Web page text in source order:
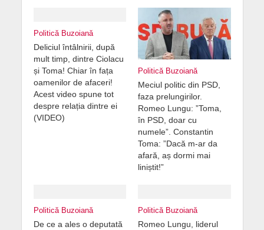
Politică Buzoiană
Deliciul întâlnirii, după
mult timp, dintre Ciolacu
și Toma! Chiar în fața
oamenilor de afaceri!
Acest video spune tot
despre relația dintre ei
(VIDEO)
Politică Buzoiană
Meciul politic din PSD,
faza prelungirilor.
Romeo Lungu: ”Toma,
în PSD, doar cu
numele”. Constantin
Toma: ”Dacă m-ar da
afară, aș dormi mai
liniștit!”
Politică Buzoiană
De ce a ales o deputată
Politică Buzoiană
Romeo Lungu, liderul